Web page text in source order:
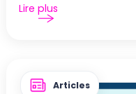
Lire plus
Articles